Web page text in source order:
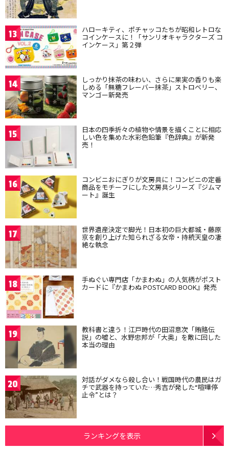
13 ハローキティ、ポチャッコたちが昭和レトロな
コインケースに！「サンリオキャラクターズ コ
インケース」第２弾
14 しっかり抹茶の味わい、さらに果実の香りも楽
しめる「無糖フレーバー抹茶」ストロベリー、
マンゴー新発売
15 日本の四季折々の植物や情景を描くことに相応
しい色を集めた水彩色鉛筆『色辞典』が新発
売！
16 コンビニおにぎりが文房具に！コンビニの定番
商品をモチーフにした文房具シリーズ『ジムマ
ート』誕生
17 世界遺産決定で脚光！日本初の巨大都城・藤原
京を創り上げた知られざる女帝・持統天皇の凄
絶な執念
18 手ぬぐい専門店「かまわぬ」の人気柄がポスト
カードに『かまわぬ POSTCARD BOOK』発売
19 教科書と違う！江戸時代の田沼意次「賄賂伝
説」の嘘と、水野忠邦が「大奥」を敵に回した
本当の理由
20 対話がダメなら殺し合い！戦国時代の農民はガ
チで武器を持っていた…秀吉が発した“喧嘩停
止令”とは？
ランキングを表示